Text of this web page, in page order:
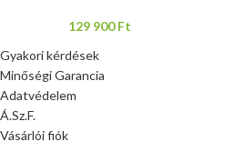
129 900Ft
Gyakori kérdések
Minőségi Garancia
Adatvédelem
Á.Sz.F.
Vásárlói fiók